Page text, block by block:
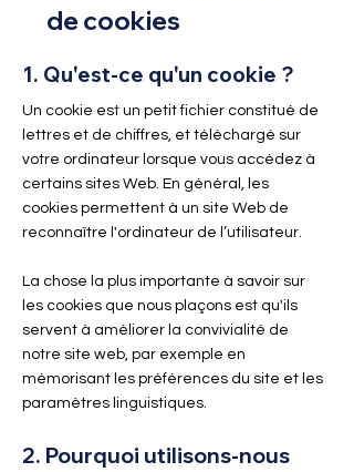
de cookies
1. Qu'est-ce qu'un cookie ?
Un cookie est un petit fichier constitué de
lettres et de chiffres, et téléchargé sur
votre ordinateur lorsque vous accédez à
certains sites Web. En général, les
cookies permettent à un site Web de
reconnaître l'ordinateur de l’utilisateur.
La chose la plus importante à savoir sur
les cookies que nous plaçons est qu'ils
servent à améliorer la convivialité de
notre site web, par exemple en
mémorisant les préférences du site et les
paramètres linguistiques.
2. Pourquoi utilisons-nous